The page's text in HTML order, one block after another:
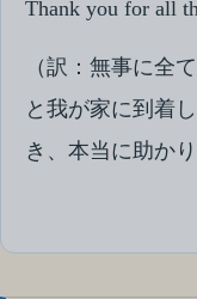
Thank you for all
（訳：無事に全
と我が家に到着
き、本当に助か